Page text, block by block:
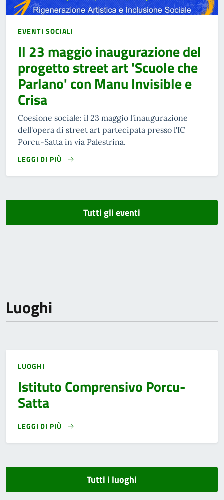
EVENTI SOCIALI
Il 23 maggio inaugurazione del
progetto street art 'Scuole che
Parlano' con Manu Invisible e
Crisa
Coesione sociale: il 23 maggio l'inaugurazione
dell'opera di street art partecipata presso l'IC
Porcu-Satta in via Palestrina.
LEGGI DI PIÙ
Tutti gli eventi
Luoghi
LUOGHI
Istituto Comprensivo Porcu-
Satta
LEGGI DI PIÙ
Tutti i luoghi